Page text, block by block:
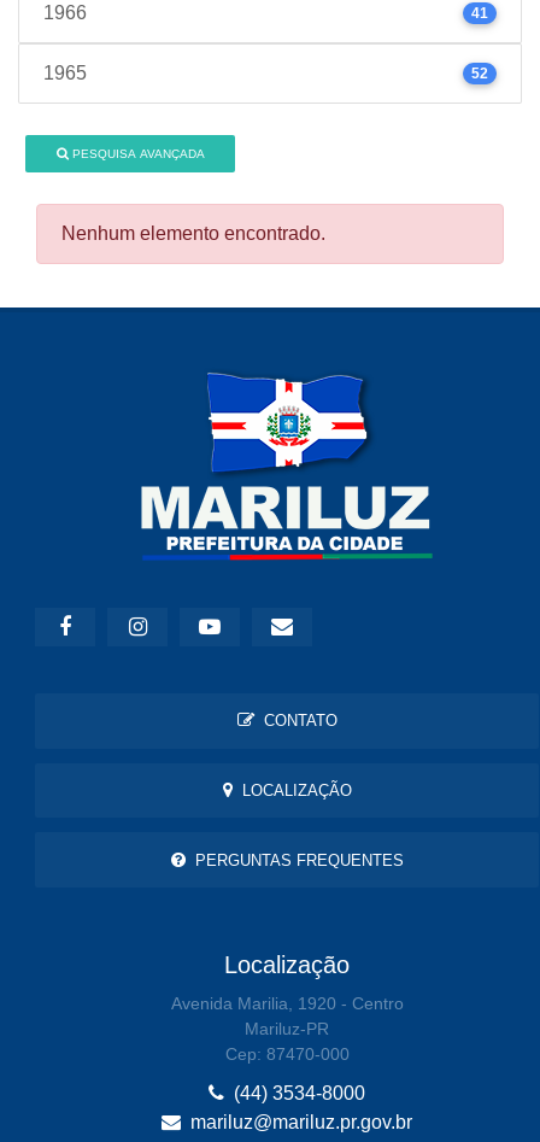
1966 41
1965 52
PESQUISA AVANÇADA
Nenhum elemento encontrado.
CONTATO
LOCALIZAÇÃO
PERGUNTAS FREQUENTES
Localização
Avenida Marilia, 1920 - Centro
Mariluz-PR
Cep: 87470-000
(44) 3534-8000
mariluz@mariluz.pr.gov.br